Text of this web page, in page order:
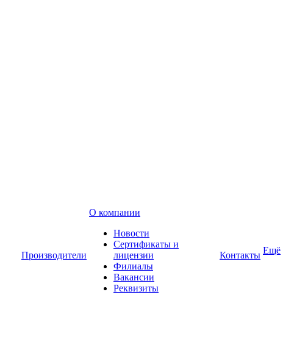
Производители
О компании
Новости
Сертификаты и
лицензии
Филиалы
Вакансии
Реквизиты
Контакты Ещё